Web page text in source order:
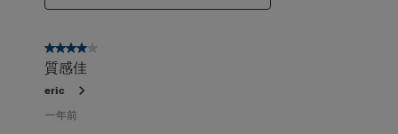
4星，共5星。
質感佳
eric
一年前